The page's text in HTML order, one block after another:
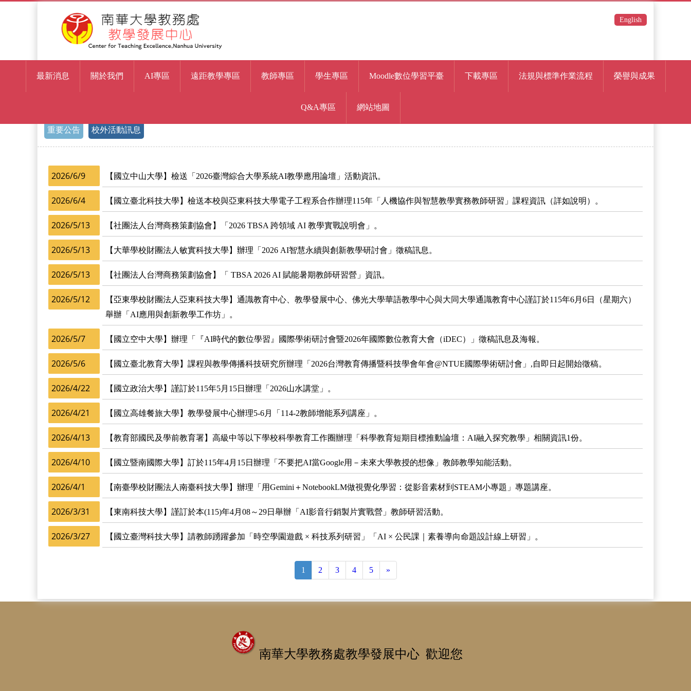
English
重要公告 校外活動訊息
2026/6/9 【國立中山大學】檢送「2026臺灣綜合大學系統AI教學應用論壇」活動資訊。
2026/6/4 【國立臺北科技大學】檢送本校與亞東科技大學電子工程系合作辦理115年「人機協作與智慧教學實務教師研習」課程資訊（詳如說明）。
2026/5/13 【社團法人台灣商務策劃協會】「2026 TBSA 跨領域 AI 教學實戰說明會」。
2026/5/13 【大華學校財團法人敏實科技大學】辦理「2026 AI智慧永續與創新教學研討會」徵稿訊息。
2026/5/13 【社團法人台灣商務策劃協會】「 TBSA 2026 AI 賦能暑期教師研習營」資訊。
2026/5/12
【亞東學校財團法人亞東科技大學】通識教育中心、教學發展中心、佛光大學華語教學中心與大同大學通識教育中心謹訂於115年6月6日（星期六）
舉辦「AI應用與創新教學工作坊」。
2026/5/7 【國立空中大學】辦理「『AI時代的數位學習』國際學術研討會暨2026年國際數位教育大會（iDEC）」徵稿訊息及海報。
2026/5/6 【國立臺北教育大學】課程與教學傳播科技研究所辦理「2026台灣教育傳播暨科技學會年會@NTUE國際學術研討會」,自即日起開始徵稿。
2026/4/22 【國立政治大學】謹訂於115年5月15日辦理「2026山水講堂」。
2026/4/21 【國立高雄餐旅大學】教學發展中心辦理5-6月「114-2教師增能系列講座」。
2026/4/13 【教育部國民及學前教育署】高級中等以下學校科學教育工作圈辦理「科學教育短期目標推動論壇：AI融入探究教學」相關資訊1份。
2026/4/10 【國立暨南國際大學】訂於115年4月15日辦理「不要把AI當Google用－未來大學教授的想像」教師教學知能活動。
2026/4/1 【南臺學校財團法人南臺科技大學】辦理「用Gemini＋NotebookLM做視覺化學習：從影音素材到STEAM小專題」專題講座。
2026/3/31 【東南科技大學】謹訂於本(115)年4月08～29日舉辦「AI影音行銷製片實戰營」教師研習活動。
2026/3/27 【國立臺灣科技大學】請教師踴躍參加「時空學園遊戲 × 科技系列研習」「AI × 公民課｜素養導向命題設計線上研習」。
1 2 3 4 5 »
最新消息 關於我們 AI專區 遠距教學專區 教師專區 學生專區 Moodle數位學習平臺 下載專區 法規與標準作業流程 榮譽與成果
Q&A專區 網站地圖
南華大學教務處教學發展中心 歡迎您